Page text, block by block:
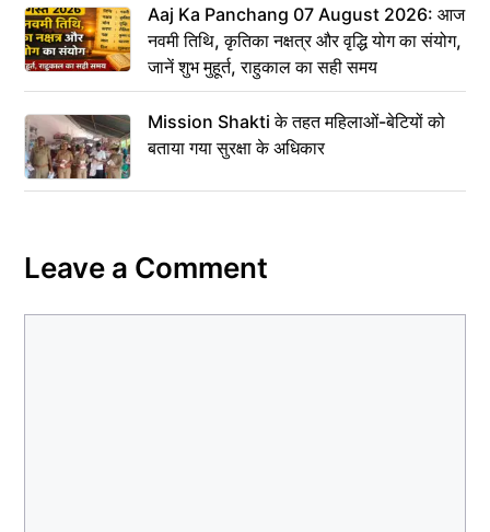
Aaj Ka Panchang 07 August 2026: आज
नवमी तिथि, कृतिका नक्षत्र और वृद्धि योग का संयोग,
जानें शुभ मुहूर्त, राहुकाल का सही समय
Mission Shakti के तहत महिलाओं-बेटियों को
बताया गया सुरक्षा के अधिकार
Leave a Comment